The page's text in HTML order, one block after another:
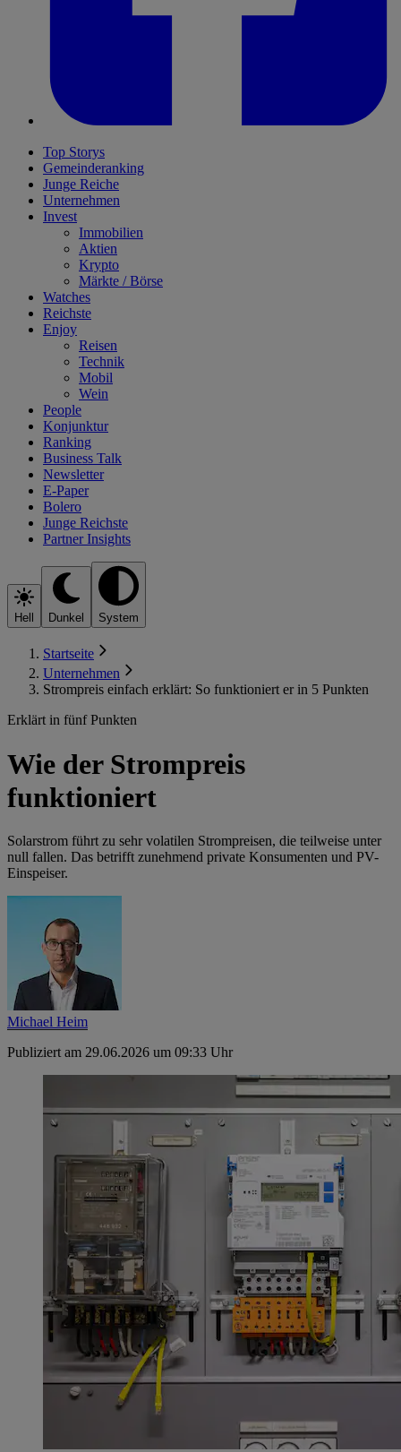
Top Storys
Gemeinderanking
Junge Reiche
Unternehmen
Invest
Immobilien
Aktien
Krypto
Märkte / Börse
Watches
Reichste
Enjoy
Reisen
Technik
Mobil
Wein
People
Konjunktur
Ranking
Business Talk
Newsletter
E-Paper
Bolero
Junge Reichste
Partner Insights
Hell Dunkel System
Startseite
Unternehmen
Strompreis einfach erklärt: So funktioniert er in 5 Punkten
Erklärt in fünf Punkten
Wie der Strompreis
funktioniert
Solarstrom führt zu sehr volatilen Strompreisen, die teilweise unter
null fallen. Das betrifft zunehmend private Konsumenten und PV-
Einspeiser.
Michael Heim
Publiziert am 29.06.2026 um 09:33 Uhr